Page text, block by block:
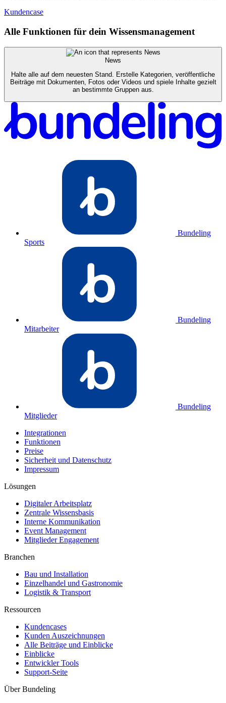
Kundencase
Alle Funktionen für dein Wissensmanagement
News
Halte alle auf dem neuesten Stand. Erstelle Kategorien, veröffentliche
Beiträge mit Dokumenten, Fotos oder Videos und spiele Inhalte gezielt
an bestimmte Gruppen aus.
Bundeling
Sports
Bundeling
Mitarbeiter
Bundeling
Mitglieder
Integrationen
Funktionen
Preise
Sicherheit und Datenschutz
Impressum
Lösungen
Digitaler Arbeitsplatz
Zentrale Wissensbasis
Interne Kommunikation
Event Management
Mitglieder Engagement
Branchen
Bau und Installation
Einzelhandel und Gastronomie
Logistik & Transport
Ressourcen
Kundencases​
Kunden Auszeichnungen
Alle Beiträge und Einblicke
Einblicke
Entwickler Tools
Support-Seite
Über Bundeling